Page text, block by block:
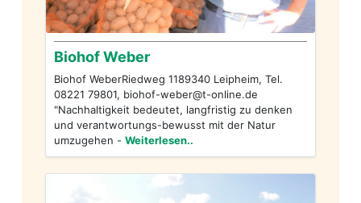
Biohof Weber
Biohof WeberRiedweg 1189340 Leipheim, Tel.
08221 79801, biohof-weber@t-online.de
"Nachhaltigkeit bedeutet, langfristig zu denken
und verantwortungs-bewusst mit der Natur
umzugehen - Weiterlesen..